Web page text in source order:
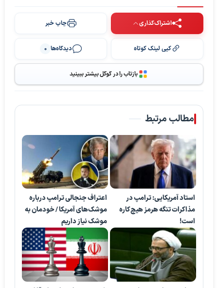
اشتراک‌گذاری چاپ خبر
کپی لینک کوتاه دیدگاه‌ها 0
بازتاب را در گوگل بیشتر ببینید
مطالب مرتبط
استاد آمریکایی: ترامپ در
مذاکرات تنگه هرمز هیچ‌کاره
است!
اعتراف جنجالی ترامپ درباره
موشک‌های آمریکا / خودمان به
موشک نیاز داریم